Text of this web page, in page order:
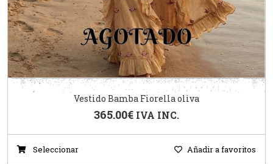
Vestido Bamba Fiorella oliva
365.00€ IVA INC.
Seleccionar Añadir a favoritos